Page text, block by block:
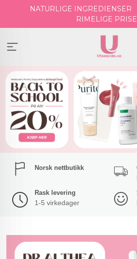
NATURLIGE INGREDIENSER
RIMELIGE
Norsk nettbutikk
Rask levering
1-5 virkedager